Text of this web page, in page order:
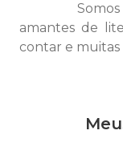
Somos
amantes de
contar e muitas